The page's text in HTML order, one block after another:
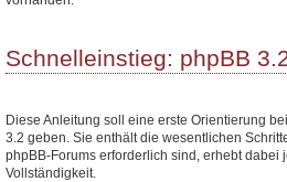
Schnelleinstieg: phpBB
Diese Anleitung soll eine erste Orientierung
3.2 geben. Sie enthält die wesentlichen
phpBB-Forums erforderlich sind, erhebt dabei
Vollständigkeit.